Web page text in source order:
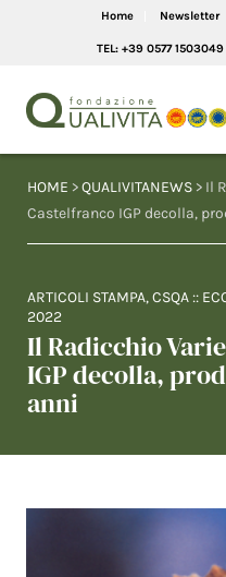
Home Newsletter
TEL: +39 0577
HOME >QUALIVITANEWS > Il
Castelfranco IGP decolla,
ARTICOLI STAMPA,CSQA ::
2022
Il Radicchio
IGP decolla,
anni